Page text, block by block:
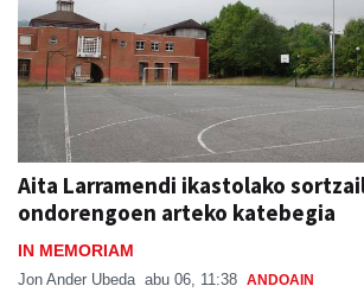
Aita Larramendi ikastolako
ondorengoen arteko katebegia
IN MEMORIAM
Jon Ander Ubeda abu 06, 11:38 ANDOAIN